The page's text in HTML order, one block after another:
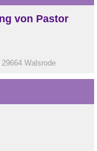
von Pastor
Walsrode